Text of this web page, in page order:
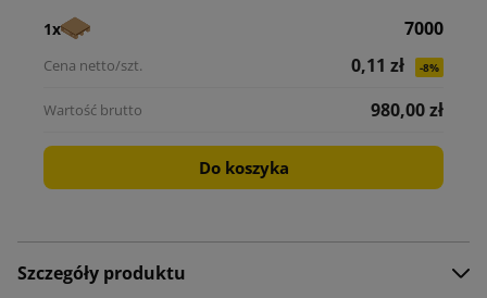
1x
7000
0,11 zł
-8%
980,00 zł
Do koszyka
Szczegóły produktu